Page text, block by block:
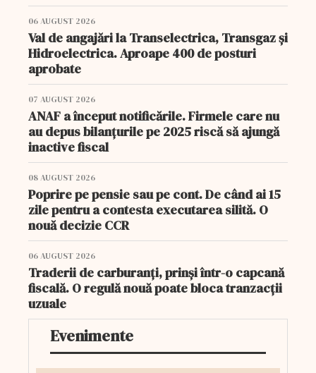
06 AUGUST 2026
Val de angajări la Transelectrica, Transgaz și
Hidroelectrica. Aproape 400 de posturi
aprobate
07 AUGUST 2026
ANAF a început notificările. Firmele care nu
au depus bilanțurile pe 2025 riscă să ajungă
inactive fiscal
08 AUGUST 2026
Poprire pe pensie sau pe cont. De când ai 15
zile pentru a contesta executarea silită. O
nouă decizie CCR
06 AUGUST 2026
Traderii de carburanți, prinși într-o capcană
fiscală. O regulă nouă poate bloca tranzacții
uzuale
Evenimente